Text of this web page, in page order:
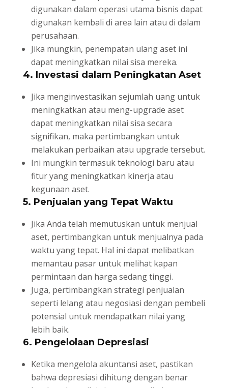
digunakan dalam operasi utama bisnis dapat
digunakan kembali di area lain atau di dalam
perusahaan.
Jika mungkin, penempatan ulang aset ini
dapat meningkatkan nilai sisa mereka.
4. Investasi dalam Peningkatan Aset
Jika menginvestasikan sejumlah uang untuk
meningkatkan atau meng-upgrade aset
dapat meningkatkan nilai sisa secara
signifikan, maka pertimbangkan untuk
melakukan perbaikan atau upgrade tersebut.
Ini mungkin termasuk teknologi baru atau
fitur yang meningkatkan kinerja atau
kegunaan aset.
5. Penjualan yang Tepat Waktu
Jika Anda telah memutuskan untuk menjual
aset, pertimbangkan untuk menjualnya pada
waktu yang tepat. Hal ini dapat melibatkan
memantau pasar untuk melihat kapan
permintaan dan harga sedang tinggi.
Juga, pertimbangkan strategi penjualan
seperti lelang atau negosiasi dengan pembeli
potensial untuk mendapatkan nilai yang
lebih baik.
6. Pengelolaan Depresiasi
Ketika mengelola akuntansi aset, pastikan
bahwa depresiasi dihitung dengan benar